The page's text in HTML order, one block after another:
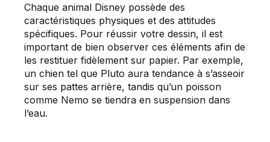
Chaque animal Disney possède des
caractéristiques physiques et des attitudes
spécifiques. Pour réussir votre dessin, il est
important de bien observer ces éléments afin de
les restituer fidèlement sur papier. Par exemple,
un chien tel que Pluto aura tendance à s’asseoir
sur ses pattes arrière, tandis qu’un poisson
comme Nemo se tiendra en suspension dans
l’eau.